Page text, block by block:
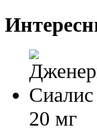
20 мг